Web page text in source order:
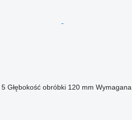
5 Głębokość obróbki 120 mm